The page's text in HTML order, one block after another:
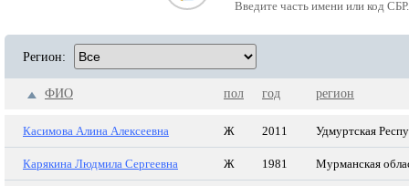
Введите часть имени или код
Регион:
ФИО пол год регион
Касимова Алина Алексеевна Ж 2011 Удмуртская
Карякина Людмила Сергеевна Ж 1981 Мурманская